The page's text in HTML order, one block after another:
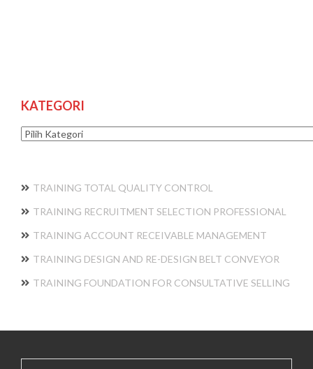
KATEGORI
Kategori
TRAINING TOTAL QUALITY CONTROL
TRAINING RECRUITMENT SELECTION PROFESSIONAL
TRAINING ACCOUNT RECEIVABLE MANAGEMENT
TRAINING DESIGN AND RE-DESIGN BELT CONVEYOR
TRAINING FOUNDATION FOR CONSULTATIVE SELLING